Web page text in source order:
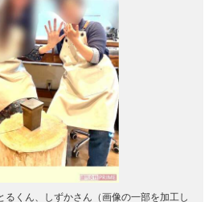
るくん、しずかさん（画像の一部を加工し